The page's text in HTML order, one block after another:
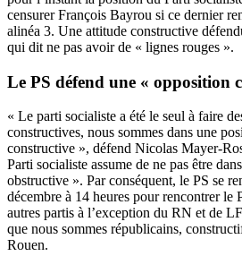
censurer François Bayrou si ce dernier
alinéa 3. Une attitude constructive
qui dit ne pas avoir de « lignes rouges ».
Le PS défend une « opposition
« Le parti socialiste a été le seul à faire
constructives, nous sommes dans une
constructive », défend Nicolas Mayer-
Parti socialiste assume de ne pas être
obstructive ». Par conséquent, le PS se
décembre à 14 heures pour rencontrer le
autres partis à l’exception du RN et de
que nous sommes républicains,
Rouen.